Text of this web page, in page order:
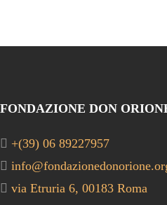
FONDAZIONE DON
+(39) 06 89227957
via Etruria 6, 00183 Roma